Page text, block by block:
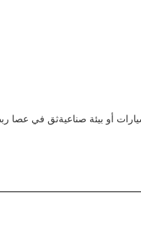
أو بيئة صناعيةثق في عصا